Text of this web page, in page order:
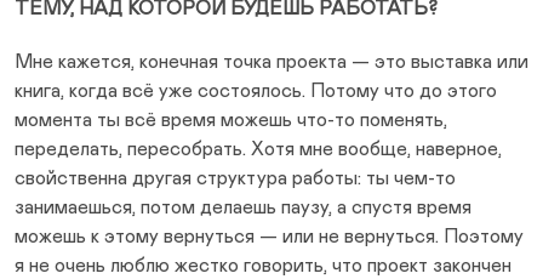
ТЕМУ, НАД КОТОРОЙ БУДЕШЬ РАБОТАТЬ?
Мне кажется, конечная точка проекта — это выставка или
книга, когда всё уже состоялось. Потому что до этого
момента ты всё время можешь что-то поменять,
переделать, пересобрать. Хотя мне вообще, наверное,
свойственна другая структура работы: ты чем-то
занимаешься, потом делаешь паузу, а спустя время
можешь к этому вернуться — или не вернуться. Поэтому
я не очень люблю жестко говорить, что проект закончен